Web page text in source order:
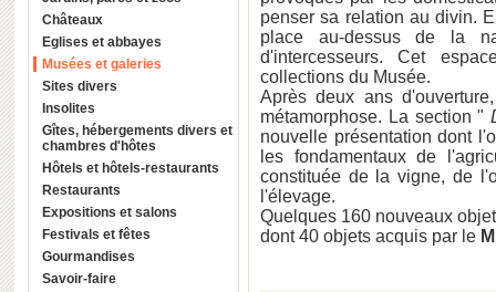
Châteaux
Eglises et abbayes
Musées et galeries
Sites divers
Insolites
Gîtes, hébergements divers et
chambres d'hôtes
Hôtels et hôtels-restaurants
Restaurants
Expositions et salons
Festivals et fêtes
Gourmandises
Savoir-faire
penser sa relation au divin.
place au-dessus de la
d'intercesseurs. Cet
collections du Musée.
Après deux ans
métamorphose. La section "
nouvelle présentation dont
les fondamentaux de
constituée de la vigne, de
l'élevage.
Quelques 160 nouveaux
dont 40 objets acquis par le